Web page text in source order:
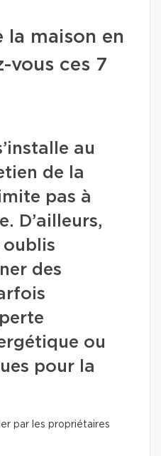
la maison en
vous ces 7
au
de la
pas à
D’ailleurs,
des
ou
pour la
par les propriétaires